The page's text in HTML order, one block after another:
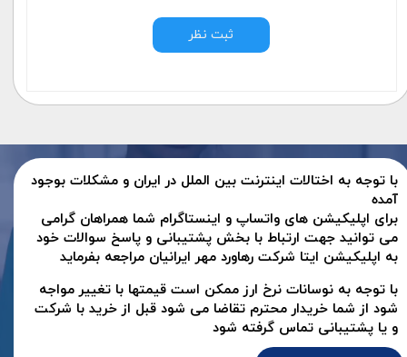
ثبت نظر
با توجه به اختالات اینترنت بین الملل در ایران و مشکلات بوجود
آمده
برای اپلیکیشن های واتساپ و اینستاگرام شما همراهان گرامی
می توانید جهت ارتباط با بخش پشتیبانی و پاسخ سوالات خود
به اپلیکیشن ایتا شرکت رهاورد مهر ایرانیان مراجعه بفرماید
با توجه به نوسانات نرخ ارز ممکن است قیمتها با تغییر مواجه
شود از شما خریدار محترم تقاضا می شود قبل از خرید با شرکت
و یا پشتیبانی تماس گرفته شود